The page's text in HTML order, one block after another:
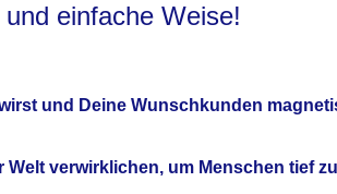
einfache Weise!
und Deine Wunschkunden
verwirklichen, um Menschen tief